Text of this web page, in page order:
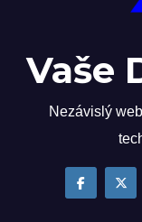
Vaše
Nezávislý